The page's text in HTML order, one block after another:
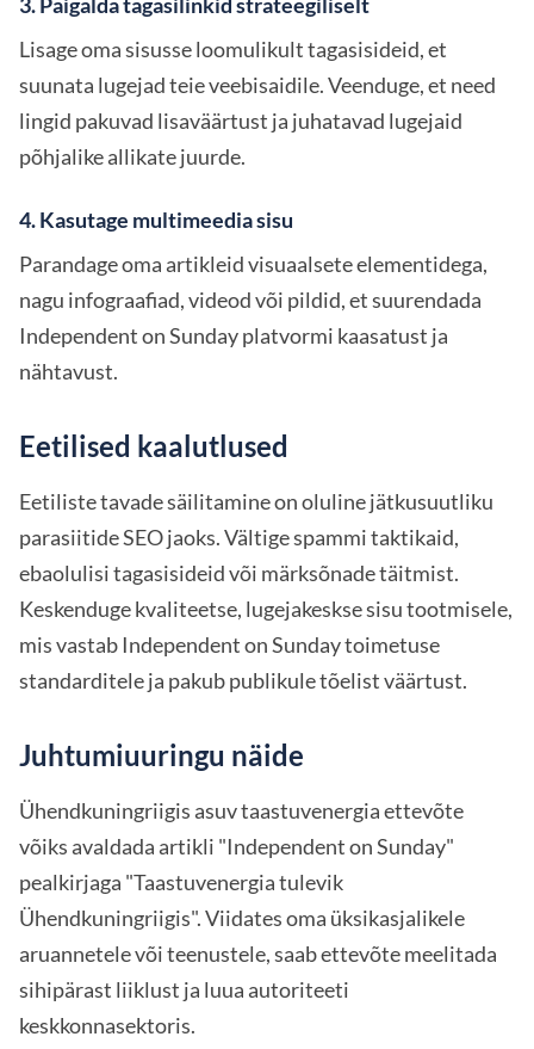
Lisage oma sisusse loomulikult tagasisideid, et
suunata lugejad teie veebisaidile. Veenduge, et need
lingid pakuvad lisaväärtust ja juhatavad lugejaid
põhjalike allikate juurde.
4. Kasutage multimeedia sisu
Parandage oma artikleid visuaalsete elementidega,
nagu infograafiad, videod või pildid, et suurendada
Independent on Sunday platvormi kaasatust ja
nähtavust.
Eetilised kaalutlused
Eetiliste tavade säilitamine on oluline jätkusuutliku
parasiitide SEO jaoks. Vältige spammi taktikaid,
ebaolulisi tagasisideid või märksõnade täitmist.
Keskenduge kvaliteetse, lugejakeskse sisu tootmisele,
mis vastab Independent on Sunday toimetuse
standarditele ja pakub publikule tõelist väärtust.
Juhtumiuuringu näide
Ühendkuningriigis asuv taastuvenergia ettevõte
võiks avaldada artikli "Independent on Sunday"
pealkirjaga "Taastuvenergia tulevik
Ühendkuningriigis". Viidates oma üksikasjalikele
aruannetele või teenustele, saab ettevõte meelitada
sihipärast liiklust ja luua autoriteeti
keskkonnasektoris.